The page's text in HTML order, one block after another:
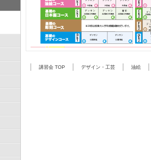
講習会 TOP デザイン・工芸 油絵